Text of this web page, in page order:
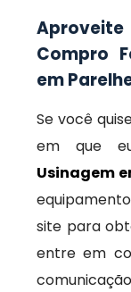
Compro
em
Se você
em que
Usinagem
site para
entre em